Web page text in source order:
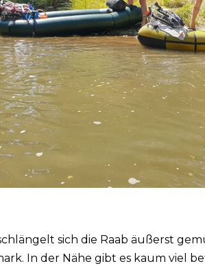
sich die Raab äußerst
In der Nähe gibt es kaum viel